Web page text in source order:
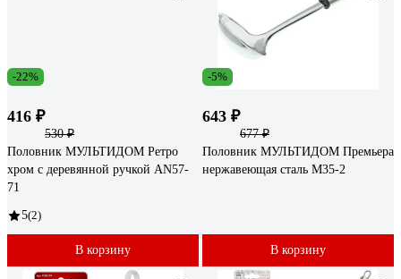
-22%
416 ₽
530 ₽
Половник МУЛЬТИДОМ Ретро
хром с деревянной ручкой AN57-
71
5(2)
В корзину
-5%
643 ₽
677 ₽
Половник МУЛЬТИДОМ Премьера
нержавеющая сталь M35-2
В корзину